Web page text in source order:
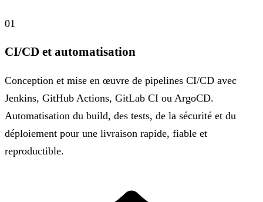
01
CI/CD et automatisation
Conception et mise en œuvre de pipelines CI/CD avec
Jenkins, GitHub Actions, GitLab CI ou ArgoCD.
Automatisation du build, des tests, de la sécurité et du
déploiement pour une livraison rapide, fiable et
reproductible.